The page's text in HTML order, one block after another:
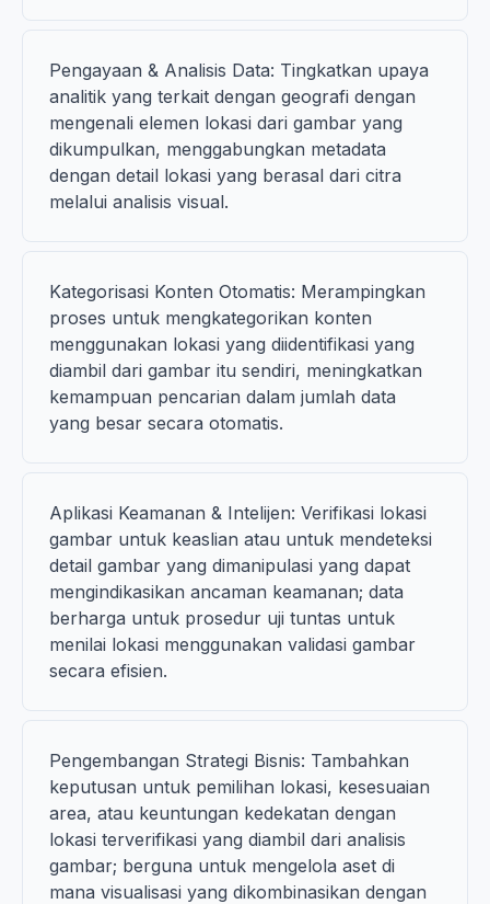
Pengayaan & Analisis Data: Tingkatkan upaya
analitik yang terkait dengan geografi dengan
mengenali elemen lokasi dari gambar yang
dikumpulkan, menggabungkan metadata
dengan detail lokasi yang berasal dari citra
melalui analisis visual.
Kategorisasi Konten Otomatis: Merampingkan
proses untuk mengkategorikan konten
menggunakan lokasi yang diidentifikasi yang
diambil dari gambar itu sendiri, meningkatkan
kemampuan pencarian dalam jumlah data
yang besar secara otomatis.
Aplikasi Keamanan & Intelijen: Verifikasi lokasi
gambar untuk keaslian atau untuk mendeteksi
detail gambar yang dimanipulasi yang dapat
mengindikasikan ancaman keamanan; data
berharga untuk prosedur uji tuntas untuk
menilai lokasi menggunakan validasi gambar
secara efisien.
Pengembangan Strategi Bisnis: Tambahkan
keputusan untuk pemilihan lokasi, kesesuaian
area, atau keuntungan kedekatan dengan
lokasi terverifikasi yang diambil dari analisis
gambar; berguna untuk mengelola aset di
mana visualisasi yang dikombinasikan dengan